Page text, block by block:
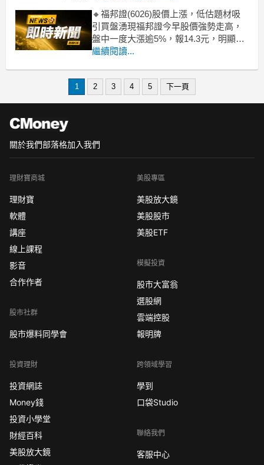
🔸福邦證(6026)股價上漲，低估題材吸
引買盤湧現福邦證今早股價強勢走高，
盤中一度大漲逾5%，報14.3元，明顯優
於大盤。主因來自近期法說會釋出正面
市場認為股價仍有低估空間，加上轉投
繼續閱讀...
1 2 3 4 5 下一頁
關於我們部落格加入我們
理財寶商城
理財寶
軟體
講座
線上課程
影音
合作作者
股市社群
股市爆料同學會
投資理財
投資網誌
Money錢
投資小學堂
財經百科
美股放大鏡
美股專區
美股放大鏡
美股股市
美股ETF
模擬投資
股市大富翁
選股網
雲端控股
報明牌
跨領域學習
學到
口袋Studio
聯絡我們
客服中心